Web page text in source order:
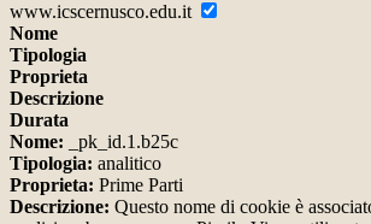
www.icscernusco.edu.it
Nome
Tipologia
Proprieta
Descrizione
Durata
Nome: _pk_id.1.b25c
Tipologia: analitico
Proprieta: Prime Parti
Descrizione: Questo nome di cookie è